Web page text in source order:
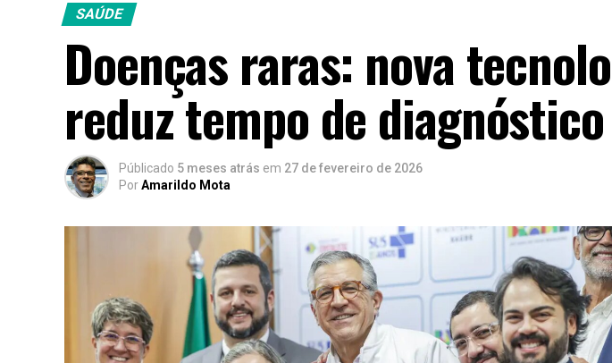
SAÚDE
Doenças raras: nova
reduz tempo de diagnóstico
Públicado 5 meses atrás em 27 de fevereiro de 2026
PorAmarildo Mota